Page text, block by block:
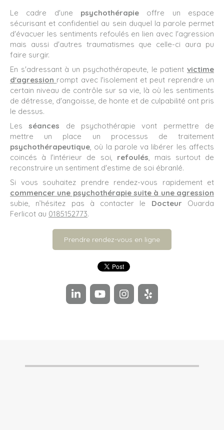
Le cadre d'une psychothérapie offre un espace
sécurisant et confidentiel au sein duquel la parole permet
d'évacuer les sentiments refoulés en lien avec l'agression
mais aussi d'autres traumatismes que celle-ci aura pu
faire surgir.
En s'adressant à un psychothérapeute, le patient victime
d'agression rompt avec l'isolement et peut reprendre un
certain niveau de contrôle sur sa vie, là où les sentiments
de détresse, d'angoisse, de honte et de culpabilité ont pris
le dessus.
Les séances de psychothérapie vont permettre de
mettre un place un processus de traitement
psychothérapeutique, où la parole va libérer les affects
coincés à l'intérieur de soi, refoulés, mais surtout de
reconstruire un sentiment d'estime de soi ébranlé.
Si vous souhaitez prendre rendez-vous rapidement et
commencer une psychothérapie suite à une agression
subie, n’hésitez pas à contacter le Docteur Ouarda
Ferlicot au 0185152773.
Prendre rendez-vous en ligne